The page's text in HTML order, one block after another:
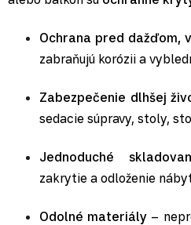
Ochrana pred dažďom,
zabraňujú korózii a
Zabezpečenie dlhšej
sedacie súpravy, stoly,
Jednoduché
zakrytie a odloženie
Odolné materiály –